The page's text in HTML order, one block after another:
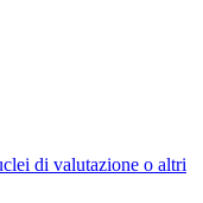
di valutazione o altri